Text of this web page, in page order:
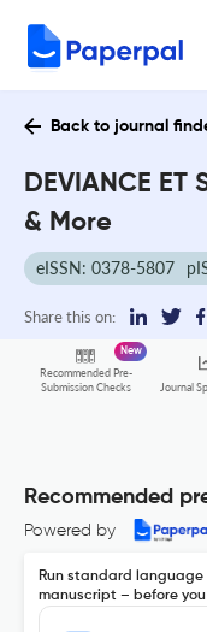
Back to journal
DEVIANCE
& More
eISSN: 0378-5807
Share this on:
Recommended Pre-
Submission Checks
New
Journal
Recommended
Powered by
Run standard
manuscript – before